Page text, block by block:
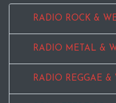
RADIO ROCK &
RADIO METAL &
RADIO REGGAE &